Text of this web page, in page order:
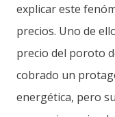
explicar este
precios. Uno de
precio del poroto
cobrado un
energética, pero